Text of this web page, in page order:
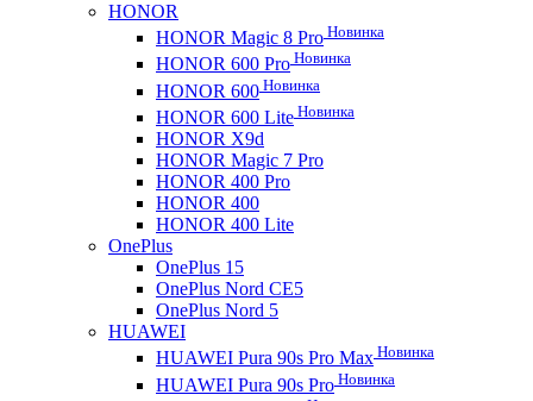
HONOR
HONOR Magic 8 Pro Новинка
HONOR 600 Pro Новинка
HONOR 600 Новинка
HONOR 600 Lite Новинка
HONOR X9d
HONOR Magic 7 Pro
HONOR 400 Pro
HONOR 400
HONOR 400 Lite
OnePlus
OnePlus 15
OnePlus Nord CE5
OnePlus Nord 5
HUAWEI
HUAWEI Pura 90s Pro Max Новинка
HUAWEI Pura 90s Pro Новинка